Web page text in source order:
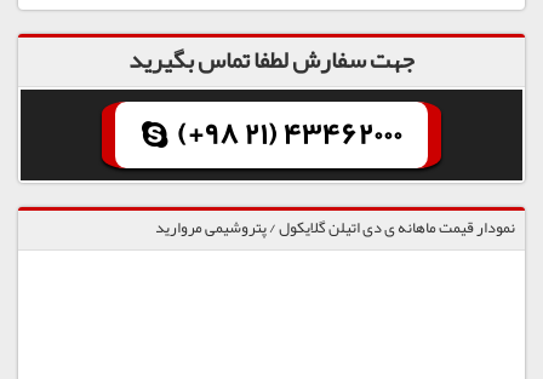
جهت سفارش لطفا تماس بگیرید
(+98 21) 43462000
نمودار قیمت ماهانه ی دی اتیلن گلایکول / پتروشیمی مروارید